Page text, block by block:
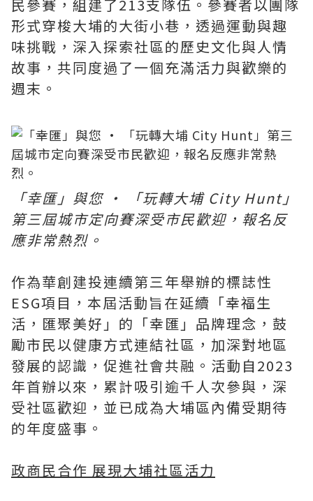
民參賽，組建了213支隊伍。參賽者以團隊
形式穿梭大埔的大街小巷，透過運動與趣
味挑戰，深入探索社區的歷史文化與人情
故事，共同度過了一個充滿活力與歡樂的
週末。
「幸匯」與您 · 「玩轉大埔 City Hunt」
第三屆城市定向賽深受市民歡迎，報名反
應非常熱烈。
作為華創建投連續第三年舉辦的標誌性
ESG項目，本屆活動旨在延續「幸福生
活，匯聚美好」的「幸匯」品牌理念，鼓
勵市民以健康方式連結社區，加深對地區
發展的認識，促進社會共融。活動自2023
年首辦以來，累計吸引逾千人次參與，深
受社區歡迎，並已成為大埔區內備受期待
的年度盛事。
政商民合作 展現大埔社區活力